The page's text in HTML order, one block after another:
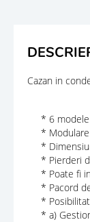
Cazan in
* 6 modele
* Modulare
*
* Pierderi
* Poate fi
* Pacord de
*
* a)